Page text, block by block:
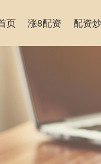
页 涨8配资 配资